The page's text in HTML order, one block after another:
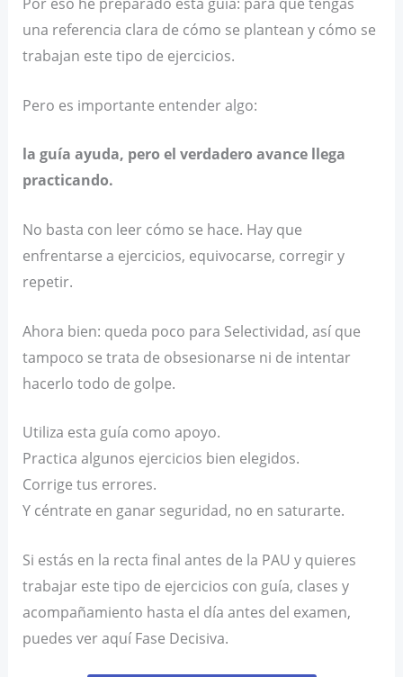
una referencia clara de cómo se plantean y cómo se
trabajan este tipo de ejercicios.
Pero es importante entender algo:
la guía ayuda, pero el verdadero avance llega
practicando.
No basta con leer cómo se hace. Hay que
enfrentarse a ejercicios, equivocarse, corregir y
repetir.
Ahora bien: queda poco para Selectividad, así que
tampoco se trata de obsesionarse ni de intentar
hacerlo todo de golpe.
Utiliza esta guía como apoyo.
Practica algunos ejercicios bien elegidos.
Corrige tus errores.
Y céntrate en ganar seguridad, no en saturarte.
Si estás en la recta final antes de la PAU y quieres
trabajar este tipo de ejercicios con guía, clases y
acompañamiento hasta el día antes del examen,
puedes ver aquí Fase Decisiva.